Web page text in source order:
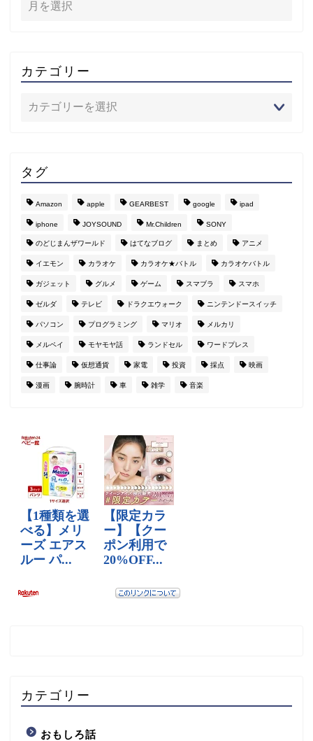
カテゴリー
タグ
Amazon apple GEARBEST google ipad
iphone JOYSOUND Mr.Children SONY
のどじまんザワールド はてなブログ まとめ アニメ
イエモン カラオケ カラオケ★バトル カラオケバトル
ガジェット グルメ ゲーム スマブラ スマホ
ゼルダ テレビ ドラクエウォーク ニンテンドースイッチ
パソコン プログラミング マリオ メルカリ
メルペイ モヤモヤ話 ランドセル ワードプレス
仕事論 仮想通貨 家電 投資 採点 映画
漫画 腕時計 車 雑学 音楽
カテゴリー
おもしろ話